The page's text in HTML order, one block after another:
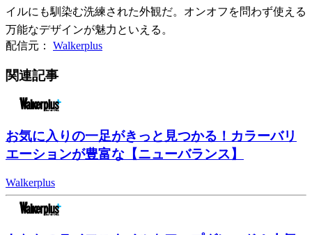
イルにも馴染む洗練された外観だ。オンオフを問わず使える
万能なデザインが魅力といえる。
配信元： Walkerplus
関連記事
お気に入りの一足がきっと見つかる！カラーバリ
エーションが豊富な【ニューバランス】
Walkerplus